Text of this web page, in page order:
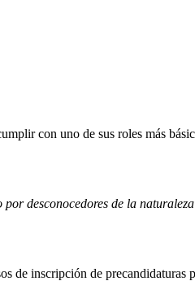
con uno de sus roles más
desconocedores de la
de inscripción de precandidaturas